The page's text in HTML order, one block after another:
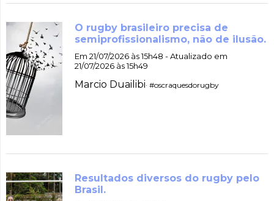
O rugby brasileiro precisa de
semiprofissionalismo, não de ilusão.
Em 21/07/2026 às 15h48 - Atualizado em
21/07/2026 às 15h49
Marcio Duailibi· #oscraquesdorugby
Resultados diversos do rugby pelo
Brasil.